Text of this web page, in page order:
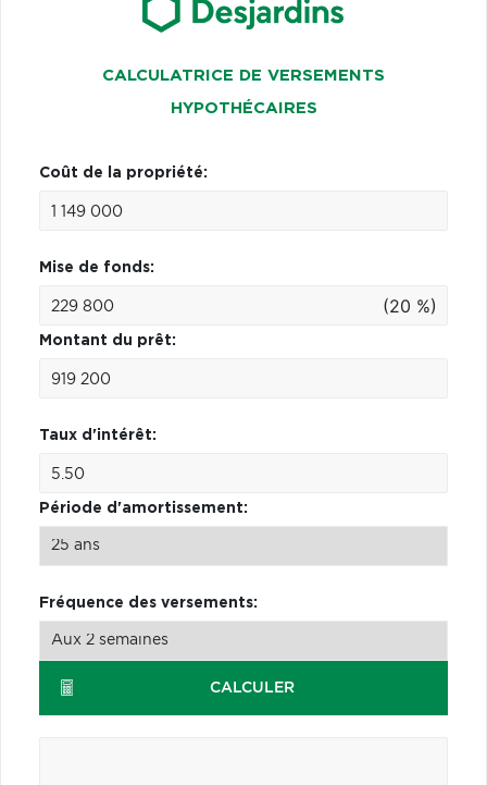
CALCULATRICE DE VERSEMENTS
HYPOTHÉCAIRES
Coût de la propriété:
Mise de fonds:
(20 %)
Montant du prêt:
Taux d'intérêt:
Période d'amortissement:
Fréquence des versements:
CALCULER